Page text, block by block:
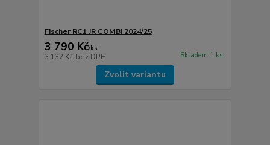
Fischer RC1 JR COMBI 2024/25
3 790 Kč/ks
3 132 Kč bez DPH Skladem 1 ks
Zvolit variantu